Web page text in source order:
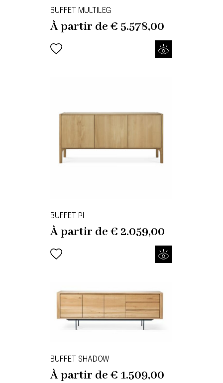
BUFFET MULTILEG
À partir de€ 5.578,00
BUFFET PI
À partir de€ 2.059,00
BUFFET SHADOW
À partir de€ 1.509,00